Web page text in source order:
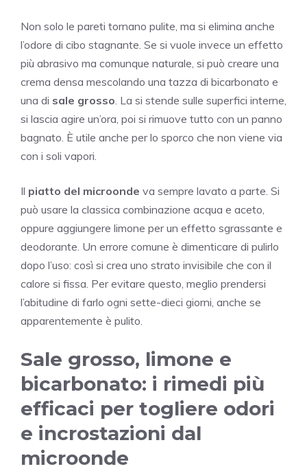
Non solo le pareti tornano pulite, ma si elimina anche
l’odore di cibo stagnante. Se si vuole invece un effetto
più abrasivo ma comunque naturale, si può creare una
crema densa mescolando una tazza di bicarbonato e
una di sale grosso. La si stende sulle superfici interne,
si lascia agire un’ora, poi si rimuove tutto con un panno
bagnato. È utile anche per lo sporco che non viene via
con i soli vapori.
Il piatto del microonde va sempre lavato a parte. Si
può usare la classica combinazione acqua e aceto,
oppure aggiungere limone per un effetto sgrassante e
deodorante. Un errore comune è dimenticare di pulirlo
dopo l’uso: così si crea uno strato invisibile che con il
calore si fissa. Per evitare questo, meglio prendersi
l’abitudine di farlo ogni sette-dieci giorni, anche se
apparentemente è pulito.
Sale grosso, limone e
bicarbonato: i rimedi più
efficaci per togliere odori
e incrostazioni dal
microonde